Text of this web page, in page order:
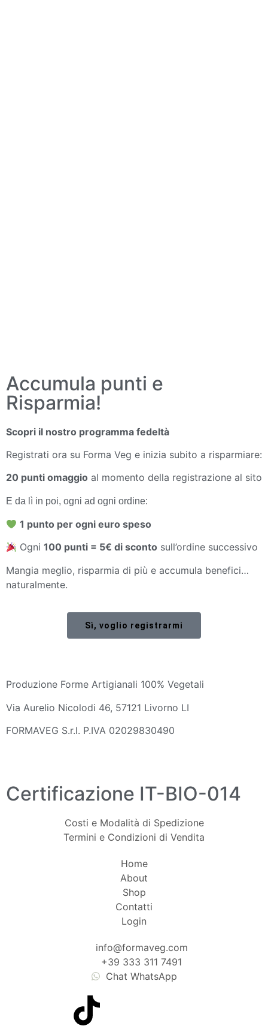
Accumula punti e
Risparmia!
Scopri il nostro programma fedeltà
Registrati ora su Forma Veg e inizia subito a risparmiare:
20 punti omaggio al momento della registrazione al sito
E da lì in poi, ogni ad ogni ordine:
1 punto per ogni euro speso
Ogni100 punti = 5€ di sconto sull’ordine successivo
Mangia meglio, risparmia di più e accumula benefici…
naturalmente.
Sì, voglio registrarmi
Produzione Forme Artigianali 100% Vegetali
Via Aurelio Nicolodi 46, 57121 Livorno LI
FORMAVEG S.r.l. P.IVA 02029830490
Certificazione IT-BIO-014
Costi e Modalità di Spedizione
Termini e Condizioni di Vendita
Home
About
Shop
Contatti
Login
info@formaveg.com
+39 333 311 7491
Chat WhatsApp